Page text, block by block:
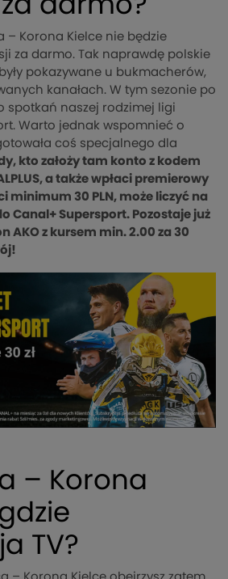
darmo?
– Korona Kielce nie będzie
za darmo. Tak naprawdę polskie
pokazywane u bukmacherów,
kanałach. W tym sezonie po
spotkań naszej rodzimej ligi
Warto jednak wspomnieć o
coś specjalnego dla
kto założy tam konto z kodem
a także wpłaci premierowy
minimum 30 PLN, może liczyć na
Canal+ Supersport. Pozostaje już
AKO z kursem min. 2.00 za 30
– Korona
TV?